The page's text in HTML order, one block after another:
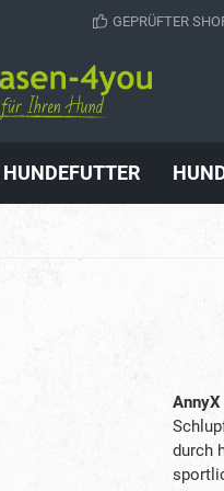
GEPRÜFTER
HUNDEFUTTER
AnnyX
durch